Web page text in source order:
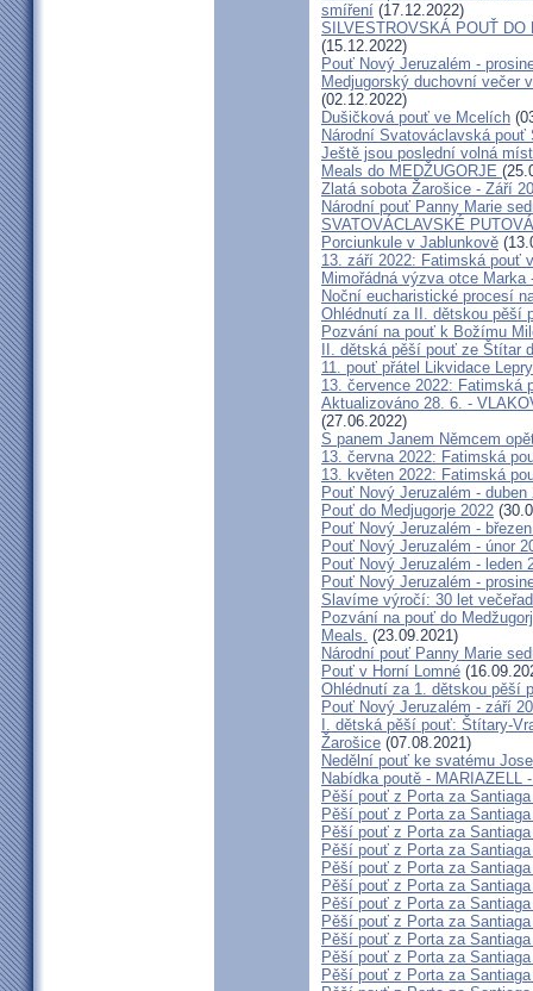
smíření (17.12.2022)
SILVESTROVSKÁ POUŤ DO
(15.12.2022)
Pouť Nový Jeruzalém -
Medjugorský duchovní večer
(02.12.2022)
Dušičková pouť ve Mcelích
Národní Svatováclavská pouť
Ještě jsou poslední volná
Meals do MEDŽUGORJE
Zlatá sobota Žarošice - Září
Národní pouť Panny Marie
SVATOVÁCLAVSKÉ
Porciunkule v Jablunkově
13. září 2022: Fatimská pouť
Mimořádná výzva otce
Noční eucharistické procesí
Ohlédnutí za II. dětskou pěší
Pozvání na pouť k Božímu
II. dětská pěší pouť ze Štítar
11. pouť přátel Likvidace Lepry
13. července 2022: Fatimská
Aktualizováno 28. 6. -
(27.06.2022)
S panem Janem Němcem
13. června 2022: Fatimská
13. květen 2022: Fatimská
Pouť Nový Jeruzalém - duben
Pouť do Medjugorje 2022
Pouť Nový Jeruzalém -
Pouť Nový Jeruzalém - únor
Pouť Nový Jeruzalém - leden
Pouť Nový Jeruzalém -
Slavíme výročí: 30 let
Pozvání na pouť do
Meals. (23.09.2021)
Národní pouť Panny Marie
Pouť v Horní Lomné
Ohlédnutí za 1. dětskou pěší
Pouť Nový Jeruzalém - září
I. dětská pěší pouť: Štítary-
Žarošice (07.08.2021)
Nedělní pouť ke svatému
Nabídka poutě - MARIAZELL
Pěší pouť z Porta za
Pěší pouť z Porta za
Pěší pouť z Porta za
Pěší pouť z Porta za
Pěší pouť z Porta za
Pěší pouť z Porta za
Pěší pouť z Porta za
Pěší pouť z Porta za
Pěší pouť z Porta za
Pěší pouť z Porta za
Pěší pouť z Porta za